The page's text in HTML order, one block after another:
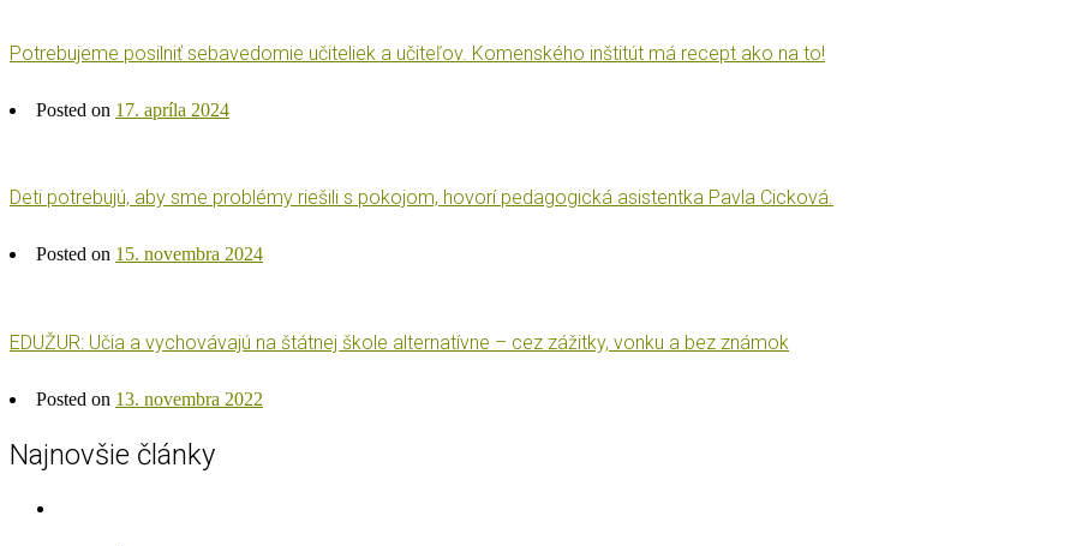
Potrebujeme posilniť sebavedomie učiteliek a učiteľov. Komenského inštitút má recept ako na to!
Posted on 17. apríla 2024
Deti potrebujú, aby sme problémy riešili s pokojom, hovorí pedagogická asistentka Pavla Cicková.
Posted on 15. novembra 2024
EDUŽUR: Učia a vychovávajú na štátnej škole alternatívne – cez zážitky, vonku a bez známok
Posted on 13. novembra 2022
Najnovšie články